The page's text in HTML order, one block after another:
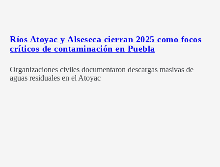
Ríos Atoyac y Alseseca cierran 2025 como focos
críticos de contaminación en Puebla
Organizaciones civiles documentaron descargas masivas de
aguas residuales en el Atoyac